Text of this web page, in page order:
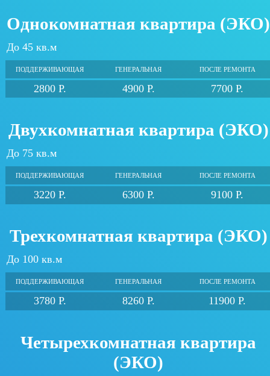
Однокомнатная квартира (ЭКО)
До 45 кв.м
ПОДДЕРЖИВАЮЩАЯ
2800 Р.
ГЕНЕРАЛЬНАЯ
4900 Р.
ПОСЛЕ РЕМОНТА
7700 Р.
Двухкомнатная квартира (ЭКО)
До 75 кв.м
ПОДДЕРЖИВАЮЩАЯ
3220 Р.
ГЕНЕРАЛЬНАЯ
6300 Р.
ПОСЛЕ РЕМОНТА
9100 Р.
Трехкомнатная квартира (ЭКО)
До 100 кв.м
ПОДДЕРЖИВАЮЩАЯ
3780 Р.
ГЕНЕРАЛЬНАЯ
8260 Р.
ПОСЛЕ РЕМОНТА
11900 Р.
Четырехкомнатная квартира
(ЭКО)